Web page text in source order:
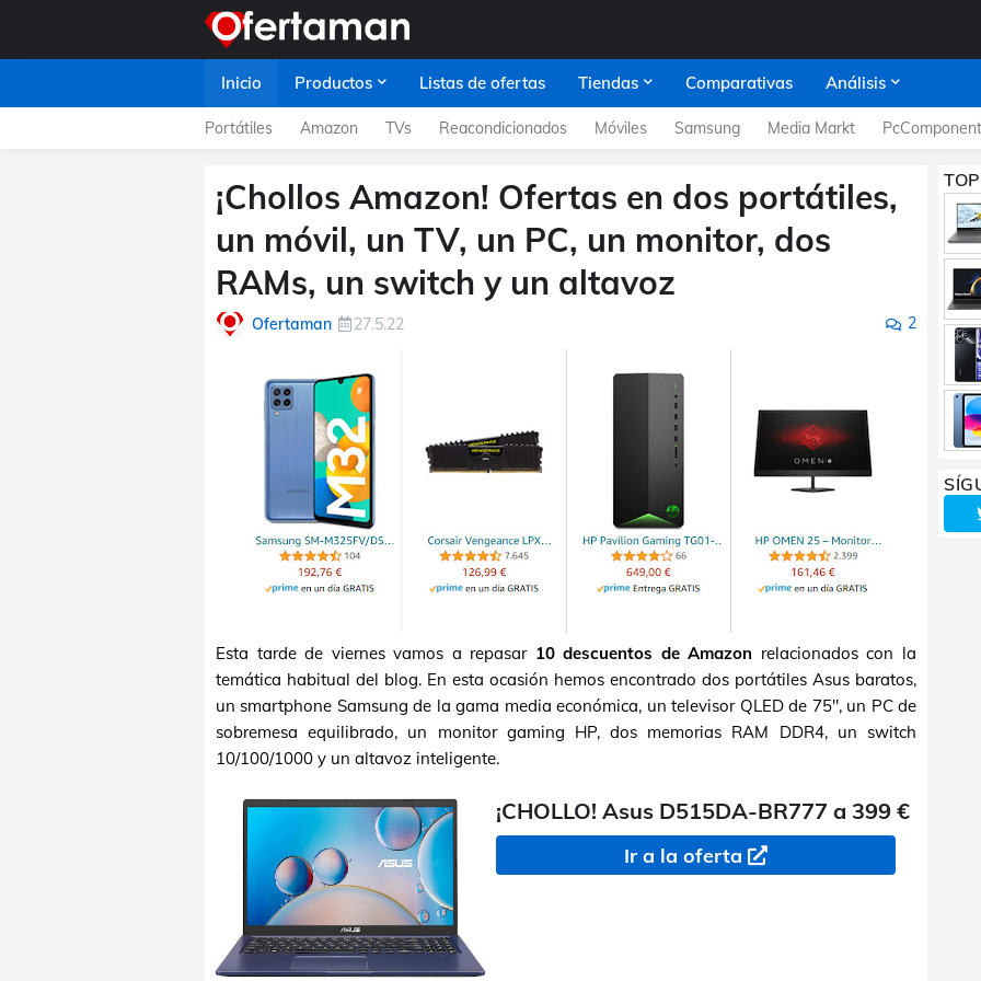
Inicio Productos Listas de ofertas Tiendas Comparativas Análisis
Portátiles Amazon TVs Reacondicionados Móviles Samsung Media Markt
¡Chollos Amazon! Ofertas en dos portátiles,
un móvil, un TV, un PC, un monitor, dos
RAMs, un switch y un altavoz
Ofertaman 27.5.22 2
Esta tarde de viernes vamos a repasar 10 descuentos de Amazon relacionados con la
temática habitual del blog. En esta ocasión hemos encontrado dos portátiles Asus baratos,
un smartphone Samsung de la gama media económica, un televisor QLED de 75", un PC de
sobremesa equilibrado, un monitor gaming HP, dos memorias RAM DDR4, un switch
10/100/1000 y un altavoz inteligente.
¡CHOLLO! Asus D515DA-BR777 a 399 €
Ir a la oferta